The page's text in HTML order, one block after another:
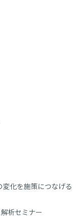
化を施策につなげる
析セミナー